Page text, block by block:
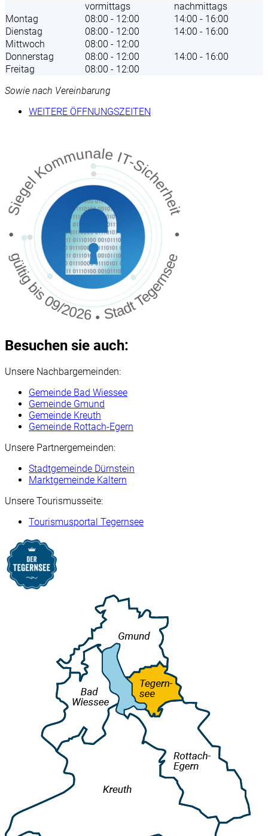
vormittags
nachmittags
Montag
08:00 - 12:00
14:00 - 16:00
Dienstag
08:00 - 12:00
14:00 - 16:00
Mittwoch
08:00 - 12:00
Donnerstag
08:00 - 12:00
14:00 - 16:00
Freitag
08:00 - 12:00
Sowie nach Vereinbarung
WEITERE ÖFFNUNGSZEITEN
Besuchen sie auch:
Unsere Nachbargemeinden:
Gemeinde Bad Wiessee
Gemeinde Gmund
Gemeinde Kreuth
Gemeinde Rottach-Egern
Unsere Partnergemeinden:
Stadtgemeinde Dürnstein
Marktgemeinde Kaltern
Unsere Tourismusseite:
Tourismusportal Tegernsee